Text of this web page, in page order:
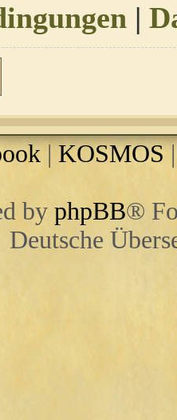
|
|KOSMOS
by phpBB®
Deutsche